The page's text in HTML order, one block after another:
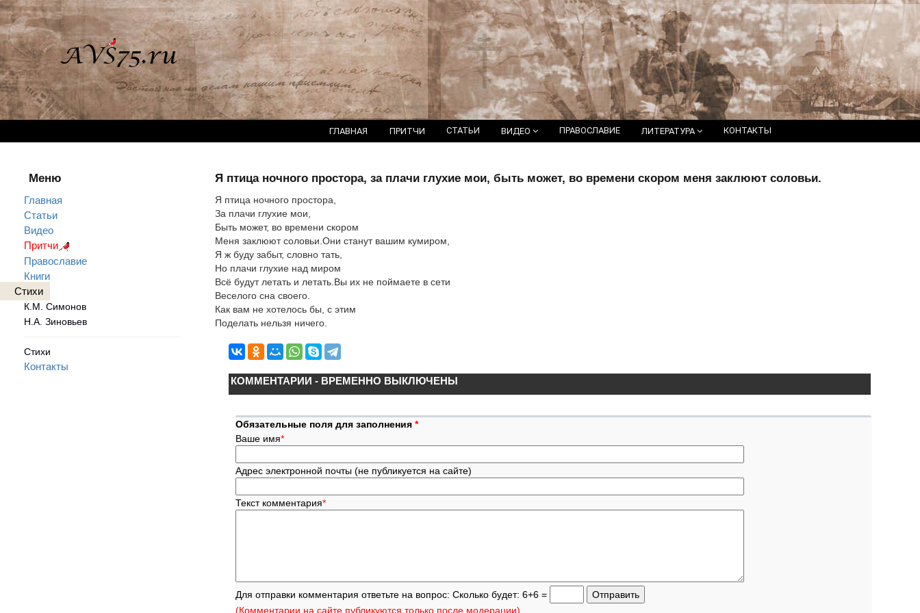
ГЛАВНАЯ ПРИТЧИ СТАТЬИ ВИДЕО ПРАВОСЛАВИЕ ЛИТЕРАТУРА КОНТАКТЫ
Меню
Главная
Статьи
Видео
Притчи
Православие
Книги
Стихи
К.М. Симонов
Н.А. Зиновьев
Стихи
Контакты
Я птица ночного простора, за плачи глухие мои, быть может, во времени скором меня заклюют соловьи.
Я птица ночного простора,
За плачи глухие мои,
Быть может, во времени скором
Меня заклюют соловьи.Они станут вашим кумиром,
Я ж буду забыт, словно тать,
Но плачи глухие над миром
Всё будут летать и летать.Вы их не поймаете в сети
Веселого сна своего.
Как вам не хотелось бы, с этим
Поделать нельзя ничего.
КОММЕНТАРИИ - ВРЕМЕННО ВЫКЛЮЧЕНЫ
Обязательные поля для заполнения *
Ваше имя*
Адрес электронной почты (не публикуется на сайте)
Текст комментария*
Для отправки комментария ответьте на вопрос: Сколько будет: 6+6 =
(Комментарии на сайте публикуются только после модерации)